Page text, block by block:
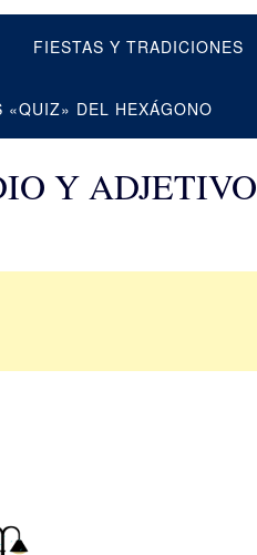
FIESTAS Y TRADICIONES
«QUIZ» DEL HEXÁGONO
Y ADJETIVO